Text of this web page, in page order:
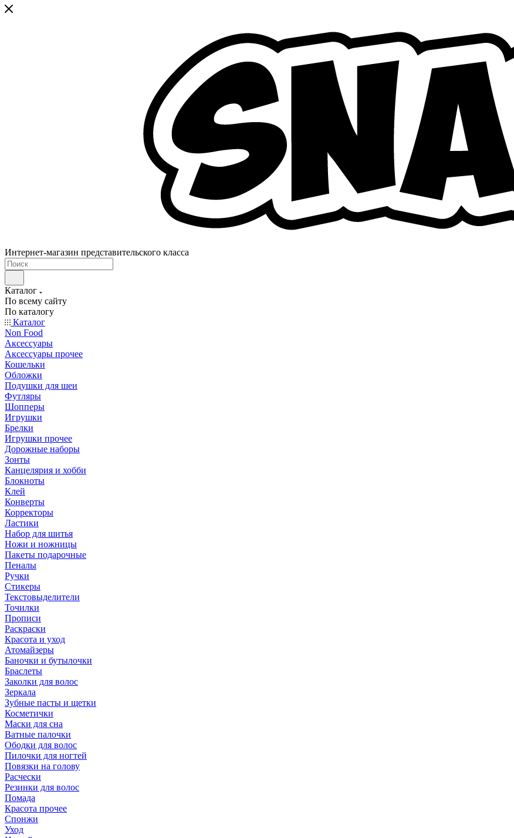
Интернет-магазин представительского класса
Каталог
По всему сайту
По каталогу
Каталог
Non Food
Аксессуары
Аксессуары прочее
Кошельки
Обложки
Подушки для шеи
Футляры
Шопперы
Игрушки
Брелки
Игрушки прочее
Дорожные наборы
Зонты
Канцелярия и хобби
Блокноты
Клей
Конверты
Корректоры
Ластики
Набор для шитья
Ножи и ножницы
Пакеты подарочные
Пеналы
Ручки
Стикеры
Текстовыделители
Точилки
Прописи
Раскраски
Красота и уход
Атомайзеры
Баночки и бутылочки
Браслеты
Заколки для волос
Зеркала
Зубные пасты и щетки
Косметички
Маски для сна
Ватные палочки
Ободки для волос
Пилочки для ногтей
Повязки на голову
Расчески
Резинки для волос
Помада
Красота прочее
Спонжи
Уход